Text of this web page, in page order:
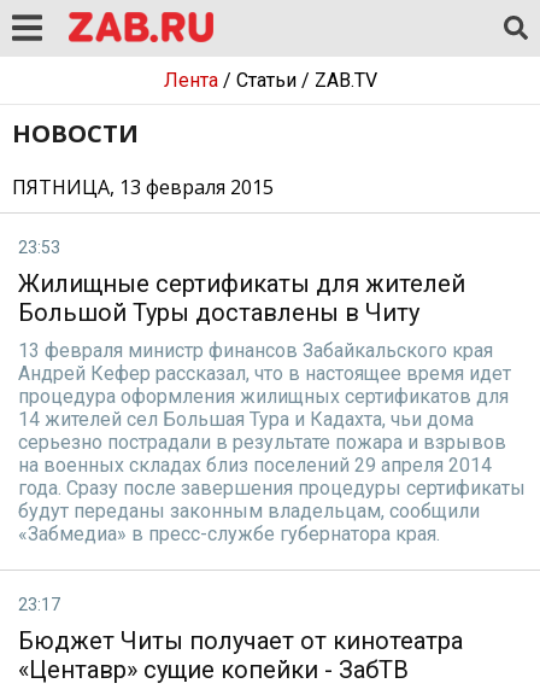
Лента/ Статьи/ ZAB.TV
НОВОСТИ
ПЯТНИЦА, 13 февраля 2015
23:53
Жилищные сертификаты для жителей
Большой Туры доставлены в Читу
13 февраля министр финансов Забайкальского края
Андрей Кефер рассказал, что в настоящее время идет
процедура оформления жилищных сертификатов для
14 жителей сел Большая Тура и Кадахта, чьи дома
серьезно пострадали в результате пожара и взрывов
на военных складах близ поселений 29 апреля 2014
года. Сразу после завершения процедуры сертификаты
будут переданы законным владельцам, сообщили
«Забмедиа» в пресс-службе губернатора края.
23:17
Бюджет Читы получает от кинотеатра
«Центавр» сущие копейки - ЗабТВ